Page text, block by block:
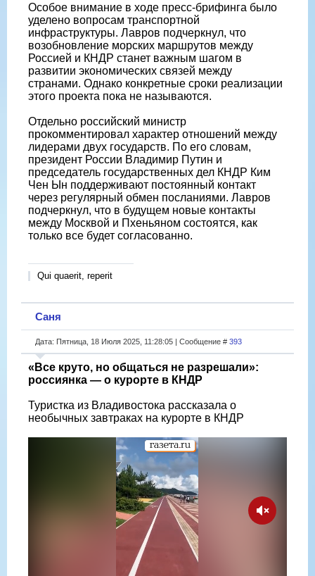
Особое внимание в ходе пресс-брифинга было
уделено вопросам транспортной
инфраструктуры. Лавров подчеркнул, что
возобновление морских маршрутов между
Россией и КНДР станет важным шагом в
развитии экономических связей между
странами. Однако конкретные сроки реализации
этого проекта пока не называются.
Отдельно российский министр
прокомментировал характер отношений между
лидерами двух государств. По его словам,
президент России Владимир Путин и
председатель государственных дел КНДР Ким
Чен Ын поддерживают постоянный контакт
через регулярный обмен посланиями. Лавров
подчеркнул, что в будущем новые контакты
между Москвой и Пхеньяном состоятся, как
только все будет согласованно.
Qui quaerit, reperit
Саня
Дата: Пятница, 18 Июля 2025, 11:28:05 | Сообщение # 393
«Все круто, но общаться не разрешали»:
россиянка — о курорте в КНДР
Туристка из Владивостока рассказала о
необычных завтраках на курорте в КНДР